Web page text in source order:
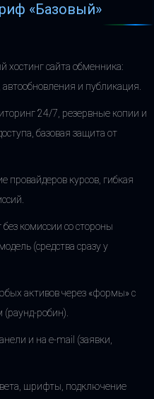
«Базовый»
хостинг сайта обменника:
и публикация.
24/7, резервные копии и
базовая защита от
провайдеров курсов, гибкая
комиссии со стороны
(средства сразу у
активов через «формы» с
робин).
и на e-mail (заявки,
шрифты, подключение